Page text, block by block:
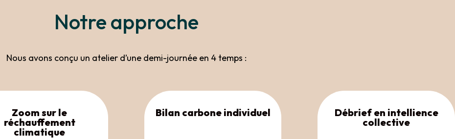
Notre approche
Nous avons conçu un atelier d’une demi-journée en 4 temps :
Zoom sur le
réchauffement
climatique
Bilan carbone individuel
Débrief en intellience
collective